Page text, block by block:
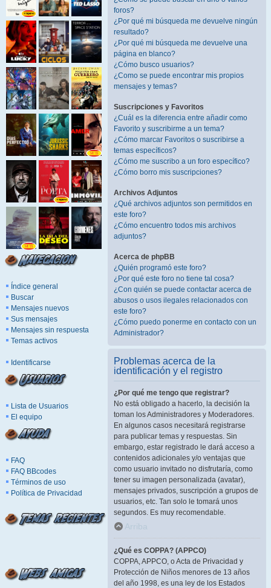
Índice general
Buscar
Mensajes nuevos
Sus mensajes
Mensajes sin respuesta
Temas activos
Identificarse
Lista de Usuarios
El equipo
FAQ
FAQ BBcodes
Términos de uso
Política de Privacidad
foros?
¿Por qué mi búsqueda me devuelve ningún
resultado?
¿Por qué mi búsqueda me devuelve una
página en blanco?
¿Cómo busco usuarios?
¿Como se puede encontrar mis propios
mensajes y temas?
Suscripciones y Favoritos
¿Cuál es la diferencia entre añadir como
Favorito y suscribirme a un tema?
¿Cómo marcar Favoritos o suscribirse a
temas específicos?
¿Cómo me suscribo a un foro específico?
¿Cómo borro mis suscripciones?
Archivos Adjuntos
¿Qué archivos adjuntos son permitidos en
este foro?
¿Cómo encuentro todos mis archivos
adjuntos?
Acerca de phpBB
¿Quién programó este foro?
¿Por qué este foro no tiene tal cosa?
¿Con quién se puede contactar acerca de
abusos o usos ilegales relacionados con
este foro?
¿Cómo puedo ponerme en contacto con un
Administrador?
Problemas acerca de la
identificación y el registro
¿Por qué me tengo que registrar?
No está obligado a hacerlo, la decisión la
toman los Administradores y Moderadores.
En algunos casos necesitará registrarse
para publicar temas y respuestas. Sin
embargo, estar registrado le dará acceso a
contenidos adicionales y/o ventajas que
como usuario invitado no disfrutaría, como
tener su imagen personalizada (avatar),
mensajes privados, suscripción a grupos de
usuarios, etc. Tan solo le tomará unos
segundos. Es muy recomendable.
Arriba
¿Qué es COPPA? (APPCO)
COPPA, APPCO, o Acta de Privacidad y
Protección de Niños menores de 13 años
del año 1998, es una ley de los Estados